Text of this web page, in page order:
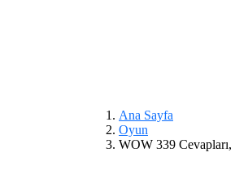
Ana Sayfa
Oyun
WOW 339